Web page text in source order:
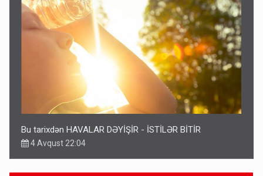
Bu tarixdən HAVALAR DƏYİŞİR - İSTİLƏR BİTİR
4 Avqust 22:04